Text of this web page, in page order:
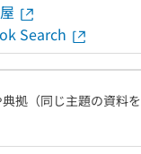
Search
拠（同じ主題の資料